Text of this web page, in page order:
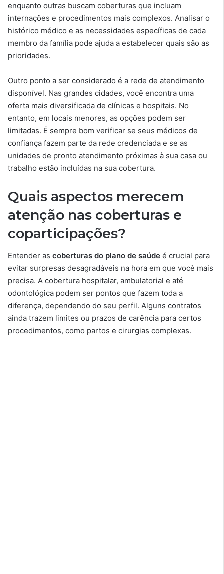
enquanto outras buscam coberturas que incluam
internações e procedimentos mais complexos. Analisar o
histórico médico e as necessidades específicas de cada
membro da família pode ajuda a estabelecer quais são as
prioridades.
Outro ponto a ser considerado é a rede de atendimento
disponível. Nas grandes cidades, você encontra uma
oferta mais diversificada de clínicas e hospitais. No
entanto, em locais menores, as opções podem ser
limitadas. É sempre bom verificar se seus médicos de
confiança fazem parte da rede credenciada e se as
unidades de pronto atendimento próximas à sua casa ou
trabalho estão incluídas na sua cobertura.
Quais aspectos merecem
atenção nas coberturas e
coparticipações?
Entender as coberturas do plano de saúde é crucial para
evitar surpresas desagradáveis na hora em que você mais
precisa. A cobertura hospitalar, ambulatorial e até
odontológica podem ser pontos que fazem toda a
diferença, dependendo do seu perfil. Alguns contratos
ainda trazem limites ou prazos de carência para certos
procedimentos, como partos e cirurgias complexas.